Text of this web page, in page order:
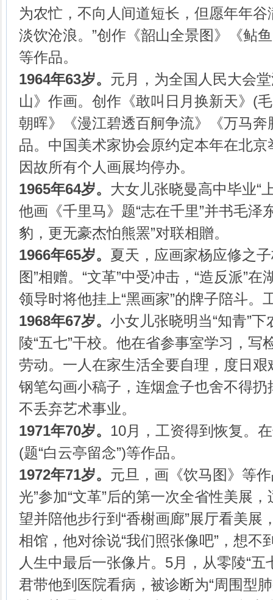
为农忙，不向人间道短长，但愿年年
淡饮沧浪。”创作《韶山全景图》《鲇
等作品。
1964年63岁。 元月，为全国人民大会
山》作画。创作《敢叫日月换新天》(
朝晖》《漫江碧透百舸争流》《万马
品。中国美术家协会原约定本年在北
因故所有个人画展均停办。
1965年64岁。 大女儿张晓曼高中毕业“
他画《千里马》题“志在千里”并书毛泽
豹，更无豪杰怕熊罴”对联相贈。
1966年65岁。 夏天，应画家杨应修之
图”相赠。“文革”中受冲击，“造反派”
领导时将他挂上“黑画家”的牌子陪斗。
1968年67岁。 小女儿张晓明当“知青”
陵“五七”干校。他在省参事室学习，写
劳动。一人在家生活全要自理，度日
钢笔勾画小稿子，连烟盒子也舍不得
不丢弃艺术事业。
1971年70岁。 10月，工资得到恢复。
(题“白云亭留念”)等作品。
1972年71岁。 元旦，画《饮马图》等
光”参加“文革”后的第一次全省性美展
望并陪他步行到“香榭画廊”展厅看美展
相馆，他对徐说“我们照张像吧”，想不
人生中最后一张像片。5月，从零陵“五
君带他到医院看病，被诊断为“周围型